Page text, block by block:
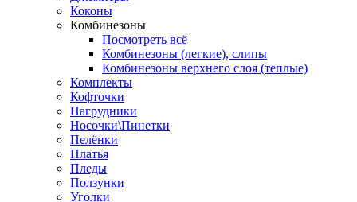
Коконы
Комбинезоны
Посмотреть всё
Комбинезоны (легкие), слипы
Комбинезоны верхнего слоя (теплые)
Комплекты
Кофточки
Нагрудники
Носочки\Пинетки
Пелёнки
Платья
Пледы
Ползунки
Уголки